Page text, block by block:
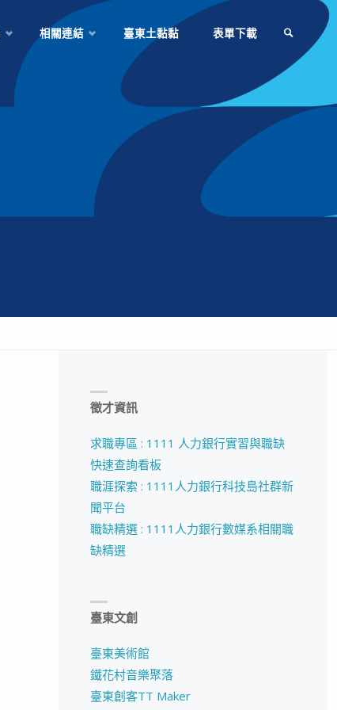
相關連結 臺東土黏黏 表單下載
徵才資訊
求職專區 : 1111 人力銀行實習與職缺
快速查詢看板
職涯探索 : 1111人力銀行科技島社群新
聞平台
職缺精選 : 1111人力銀行數媒系相關職
缺精選
臺東文創
臺東美術館
鐵花村音樂聚落
臺東創客TT Maker